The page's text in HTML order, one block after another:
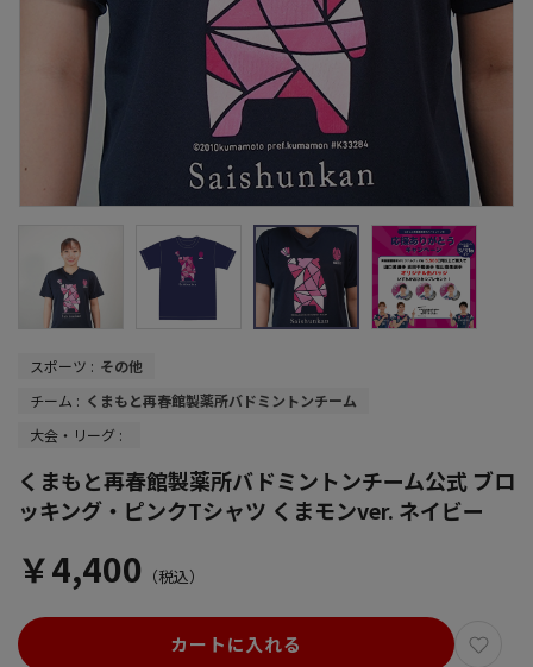
スポーツ : その他
チーム : くまもと再春館製薬所バドミントンチーム
大会・リーグ :
くまもと再春館製薬所バドミントンチーム公式 ブロ
ッキング・ピンクTシャツ くまモンver. ネイビー
￥4,400 （税込）
カートに入れる